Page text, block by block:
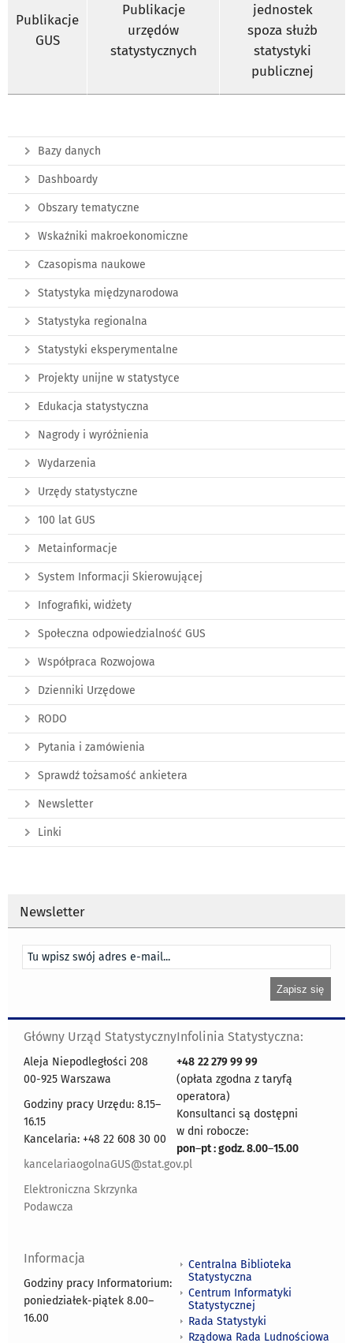
Publikacje
GUS
Publikacje
urzędów
statystycznych
jednostek
spoza służb
statystyki
publicznej
Bazy danych
Dashboardy
Obszary tematyczne
Wskaźniki makroekonomiczne
Czasopisma naukowe
Statystyka międzynarodowa
Statystyka regionalna
Statystyki eksperymentalne
Projekty unijne w statystyce
Edukacja statystyczna
Nagrody i wyróżnienia
Wydarzenia
Urzędy statystyczne
100 lat GUS
Metainformacje
System Informacji Skierowującej
Infografiki, widżety
Społeczna odpowiedzialność GUS
Współpraca Rozwojowa
Dzienniki Urzędowe
RODO
Pytania i zamówienia
Sprawdź tożsamość ankietera
Newsletter
Linki
Newsletter
Główny Urząd Statystyczny
Aleja Niepodległości 208
00-925 Warszawa
Godziny pracy Urzędu: 8.15–
16.15
Kancelaria: +48 22 608 30 00
kancelariaogolnaGUS@stat.gov.pl
Elektroniczna Skrzynka
Podawcza
Infolinia Statystyczna:
+48 22 279 99 99
(opłata zgodna z taryfą
operatora)
Konsultanci są dostępni
w dni robocze:
pon–pt : godz. 8.00–15.00
Informacja
Godziny pracy Informatorium:
poniedziałek-piątek 8.00–
16.00
Centralna Biblioteka
Statystyczna
Centrum Informatyki
Statystycznej
Rada Statystyki
Rządowa Rada Ludnościowa